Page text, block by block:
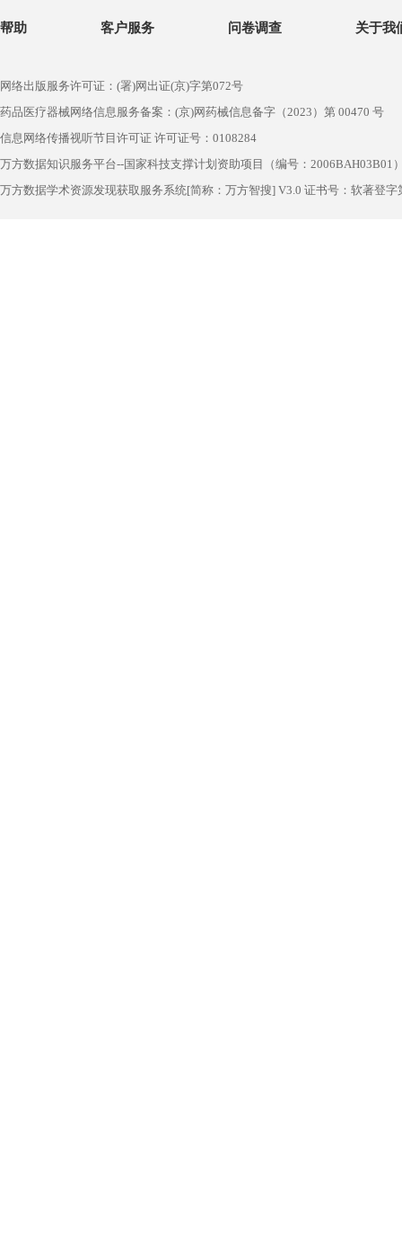
帮助 客户服务 问卷调查 关于我
网络出版服务许可证：(署)网出证(京)字第072号
药品医疗器械网络信息服务备案：(京)网药械信息备字（2023）第 00470 号
信息网络传播视听节目许可证 许可证号：0108284
万方数据知识服务平台--国家科技支撑计划资助项目（编号：2006BAH03B01
万方数据学术资源发现获取服务系统[简称：万方智搜] V3.0 证书号：软著登字